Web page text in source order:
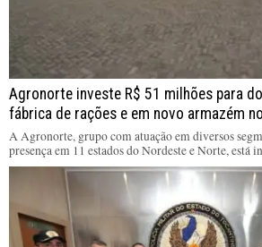
Agronorte investe R$ 51 milhões para
fábrica de rações e em novo armazém
A Agronorte, grupo com atuação em diversos
presença em 11 estados do Nordeste e Norte, está